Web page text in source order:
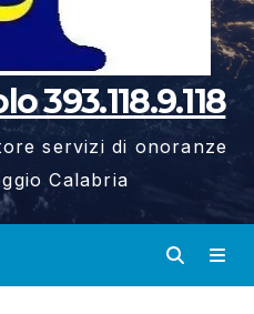
393.118.9.118
servizi di onoranze
Calabria